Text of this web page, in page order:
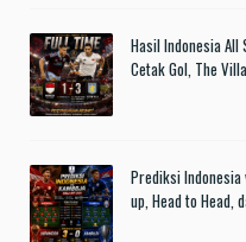
Hasil Indonesia All
Cetak Gol, The
Prediksi Indonesia
up, Head to Head,